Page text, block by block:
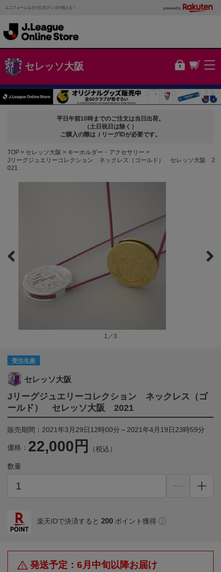
ユニフォームなどの公式グッズが買える！ powered by
セレッソ大阪
平日午前10時までのご注文は当日出荷。
（土日祝日は除く）
ご購入の際はＪリーグIDが必要です。
TOP セレッソ大阪
キーホルダー・アクセサリー
Jリーグジュエリーコレクション ネックレス（ゴールド） セレッソ大阪 2
021
1／3
受注生産
セレッソ大阪
Jリーグジュエリーコレクション ネックレス（ゴ
ールド） セレッソ大阪 2021
販売期間：2021年3月29日12時00分～2021年4月19日23時59分
価格： 22,000円 （税込）
数量
楽天IDで決済すると 200 ポイント獲得
発送予定：6月中旬以降お届け